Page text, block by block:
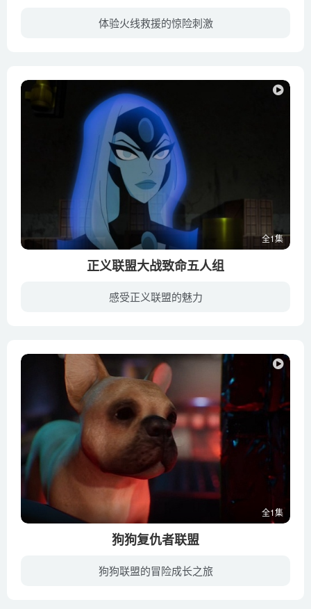
体验火线救援的惊险刺激
全1集
正义联盟大战致命五人组
感受正义联盟的魅力
全1集
狗狗复仇者联盟
狗狗联盟的冒险成长之旅